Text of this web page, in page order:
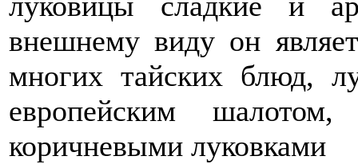
внешнему виду он
многих тайских блюд,
европейским
коричневыми луковками